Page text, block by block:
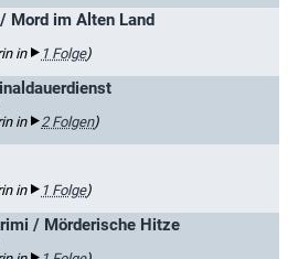
Mord im Alten Land
in 1 Folge)
in 2 Folgen)
in 1 Folge)
/ Mörderische Hitze